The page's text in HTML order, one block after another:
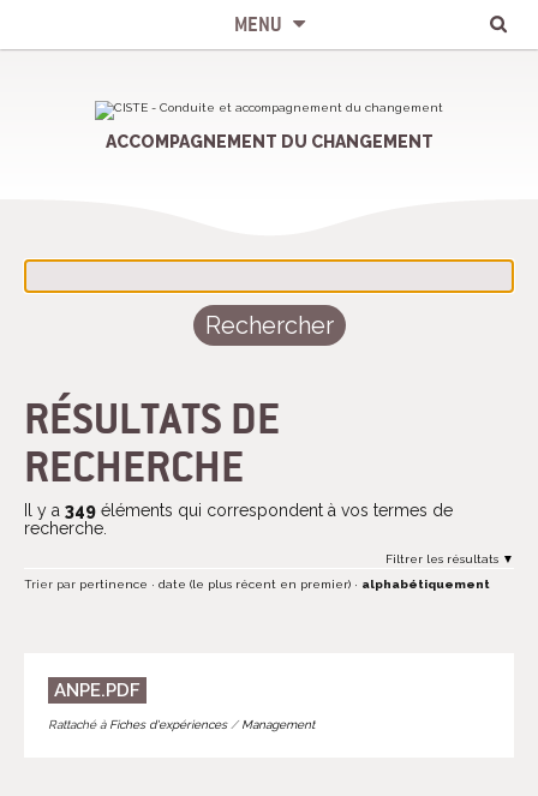
MENU
ACCOMPAGNEMENT DU CHANGEMENT
RÉSULTATS DE
RECHERCHE
Il y a 349 éléments qui correspondent à vos termes de
recherche.
Filtrer les résultats
Trier par pertinence · date (le plus récent en premier) · alphabétiquement
ANPE.PDF
Rattaché à Fiches d'expériences / Management